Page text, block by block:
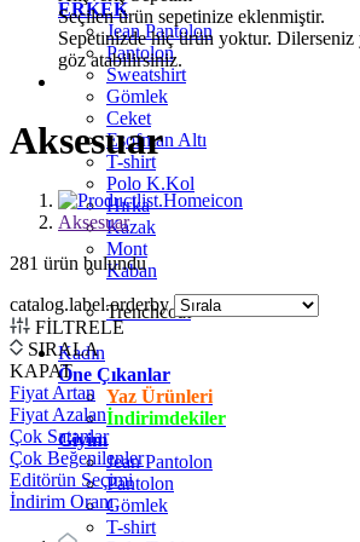
ERKEK
Jean Pantolon
Pantolon
Sweatshirt
Gömlek
Ceket
Eşofman Altı
T-shirt
Polo K.Kol
Hırka
Kazak
Mont
Kaban
Trenchcoat
Kadın
Öne Çıkanlar
Yaz Ürünleri
İndirimdekiler
Giyim
Jean Pantolon
Pantolon
Gömlek
T-shirt
Seçilen ürün sepetinize eklenmiştir.
Sepetinizde hiç ürün yoktur.
göz atabilirsiniz.
Aksesuar
Aksesuar
281 ürün bulundu
catalog.label.orderby
FİLTRELE
SIRALA
KAPAT
Fiyat Artan
Fiyat Azalan
Çok Satanlar
Çok Beğenilenler
Editörün Seçimi
İndirim Oranı